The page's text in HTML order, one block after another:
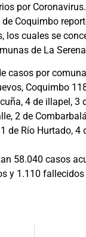
por Coronavirus.
de Coquimbo
los cuales se
de La
casos por
Coquimbo
4 de illapel, 3
2 de
de Río Hurtado, 4
58.040 casos
y 1.110